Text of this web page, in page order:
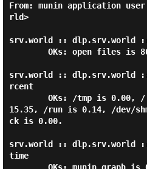
From: munin application user
rld>
srv.world :: dlp.srv.world
srv.world :: dlp.srv.world
rcent
15.35, /run is 0.14, /dev/
ck is 0.00.
srv.world :: dlp.srv.world ::
time